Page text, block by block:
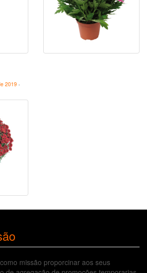
2019-
missão proporcinar aos seus